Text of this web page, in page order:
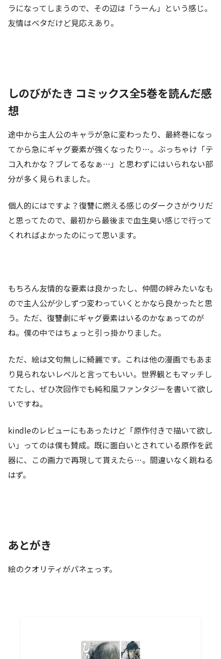
ラになってしまうので、その辺は「うーん」という感じ。
友情はベタだけど見応えあり。
しのびがたき コミックス全5巻を読んだ感
想
途中から主人公のキャラが急に変わったり、最終巻になっ
てから急にギャグ要素が強くなったり…。ぶっちゃけ「テ
コ入れかな？ブレてるなぁ…」と思わずにはいられない部
分が多く見られました。
個人的にはですよ？復讐に燃える感じのダークさがウリだ
と思ってたので、最初から最後まで血生臭い感じで行って
くれればよかったのにって思います。
もちろん友情的な要素は良かったし、仲間の絆みたいなも
ので主人公が少しずつ変わっていくとかなら良かったと思
う。ただ、復讐劇にギャグ要素はいるのかなぁってのが
ね。僕の中ではちょっと引っ掛かりました。
ただ、絵は文句無しに綺麗です。これは他の漫画でもあま
り見られないレベルと言ってもいい。世界観ともマッチし
てたし、ぜひ次回作でも純和風ファンタジーを書いて欲し
いですね。
kindleのレビューにもあったけど「原作付きで描いて欲し
い」ってのは僕も賛成。既に面白いとされている原作を武
器に、この画力で再現して貰えたら…。間違いなく跳ねる
はず。
あとがき
絵のクオリティがパネェっす。